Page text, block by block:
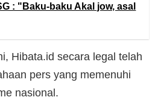
: "Baku-baku Akal jow, asal
Hibata.id secara legal telah
pers yang memenuhi
nasional.